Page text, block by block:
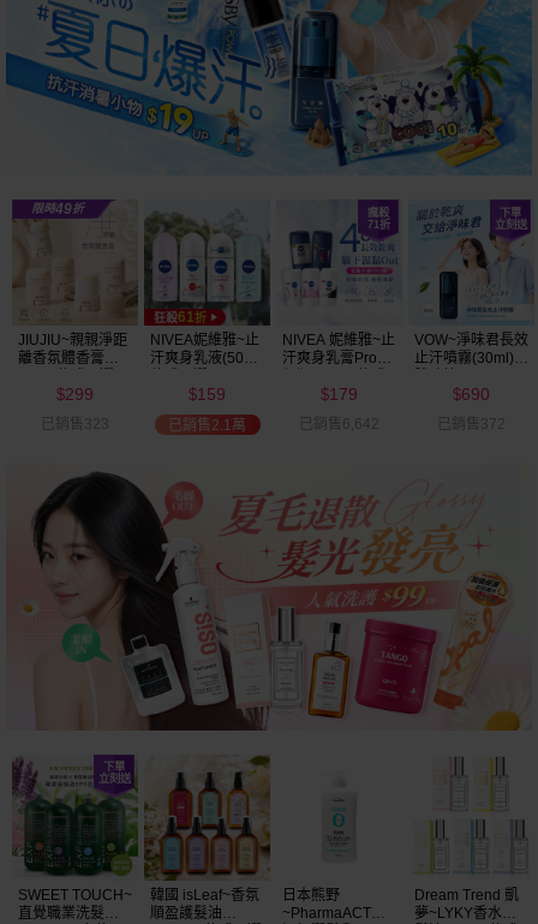
JIUJIU~親親淨距
離香氛體香膏
$299
已銷售323
NIVEA妮維雅~止
汗爽身乳液(50ml)
$159
已銷售2.1萬
NIVEA 妮維雅~止
汗爽身乳膏Pro升
$179
已銷售6,642
VOW~淨味君長效
止汗噴霧(30ml)
$690
已銷售372
SWEET TOUCH~
直覺職業洗髮精
韓國 isLeaf~香氛
順盈護髮油
日本熊野
~PharmaACT無
Dream Trend 凱
夢~LYKY香水護